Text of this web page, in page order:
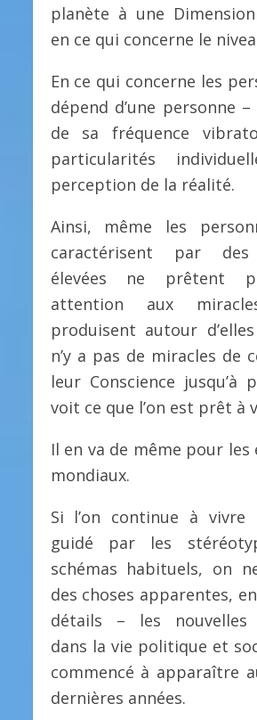
planète à une
en ce qui concerne le
En ce qui concerne les
dépend d’une personne
de sa fréquence
particularités
perception de la réalité.
Ainsi, même les
caractérisent par des
élevées ne prêtent
attention aux
produisent autour
n’y a pas de miracles de
leur Conscience jusqu’à
voit ce que l’on est prêt à
Il en va de même pour les
mondiaux.
Si l’on continue à vivre
guidé par les
schémas habituels, on
des choses apparentes,
détails – les nouvelles
dans la vie politique et
commencé à apparaître
dernières années.